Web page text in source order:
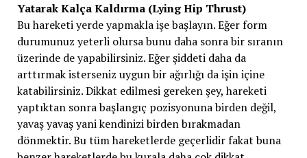
Yatarak Kalça Kaldırma (Lying Hip Thrust)
Bu hareketi yerde yapmakla işe başlayın. Eğer form
durumunuz yeterli olursa bunu daha sonra bir sıranın
üzerinde de yapabilirsiniz. Eğer şiddeti daha da
arttırmak isterseniz uygun bir ağırlığı da işin içine
katabilirsiniz. Dikkat edilmesi gereken şey, hareketi
yaptıktan sonra başlangıç pozisyonuna birden değil,
yavaş yavaş yani kendinizi birden bırakmadan
dönmektir. Bu tüm hareketlerde geçerlidir fakat buna